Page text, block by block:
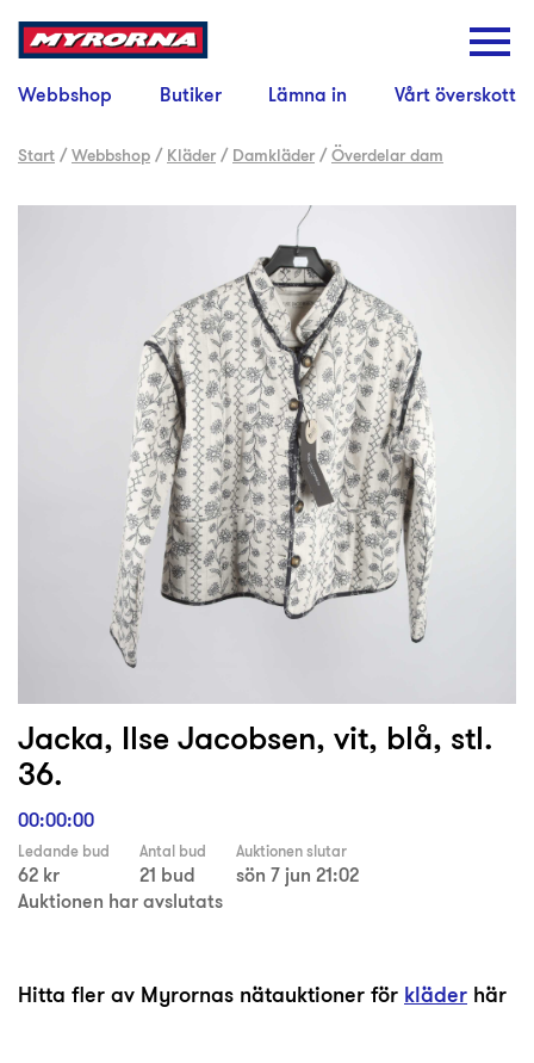
Webbshop Butiker Lämna in Vårt överskott
Start /Webbshop / Kläder / Damkläder /Överdelar dam
Jacka, Ilse Jacobsen, vit, blå, stl.
36.
00:00:00
Ledande bud
62 kr
Antal bud
21 bud
Auktionen slutar
sön 7 jun 21:02
Auktionen har avslutats
Hitta fler av Myrornas nätauktioner för kläder här